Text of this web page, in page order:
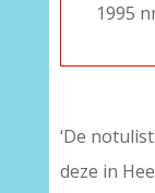
1995
‘De
deze in